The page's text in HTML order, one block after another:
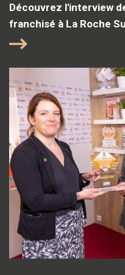
Découvrez l'interview
franchisé à La Roche